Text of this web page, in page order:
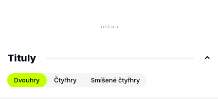
Tituly
Dvouhry Čtyřhry Smíšené čtyřhry